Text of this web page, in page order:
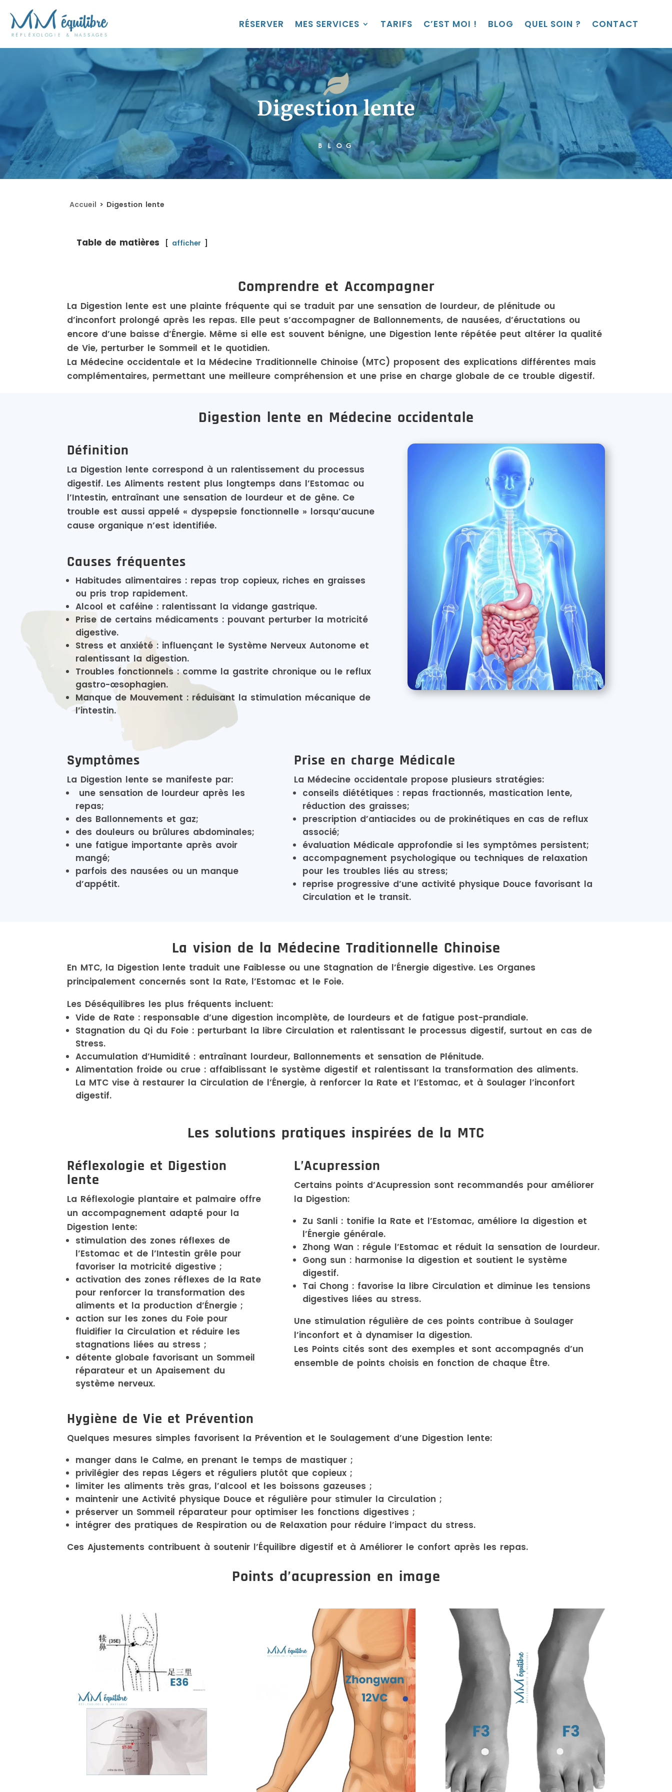
RÉSERVER MES SERVICES TARIFS C’EST MOI ! BLOG QUEL SOIN ? CONTACT

Digestion lente
BLOG
Accueil > Digestion lente
Table de matières afficher
Comprendre et Accompagner
La Digestion lente est une plainte fréquente qui se traduit par une sensation de lourdeur, de plénitude ou
d’inconfort prolongé après les repas. Elle peut s’accompagner de Ballonnements, de nausées, d’éructations ou
encore d’une baisse d’Énergie. Même si elle est souvent bénigne, une Digestion lente répétée peut altérer la qualité
de Vie, perturber le Sommeil et le quotidien.
La Médecine occidentale et la Médecine Traditionnelle Chinoise (MTC) proposent des explications différentes mais
complémentaires, permettant une meilleure compréhension et une prise en charge globale de ce trouble digestif.
Digestion lente en Médecine occidentale
Définition
La Digestion lente correspond à un ralentissement du processus
digestif. Les Aliments restent plus longtemps dans l’Estomac ou
l’Intestin, entraînant une sensation de lourdeur et de gêne. Ce
trouble est aussi appelé « dyspepsie fonctionnelle » lorsqu’aucune
cause organique n’est identifiée.
Causes fréquentes
Habitudes alimentaires : repas trop copieux, riches en graisses
ou pris trop rapidement.
Alcool et caféine : ralentissant la vidange gastrique.
Prise de certains médicaments : pouvant perturber la motricité
digestive.
Stress et anxiété : influençant le Système Nerveux Autonome et
ralentissant la digestion.
Troubles fonctionnels : comme la gastrite chronique ou le reflux
gastro-œsophagien.
Manque de Mouvement : réduisant la stimulation mécanique de
l’intestin.
Symptômes
La Digestion lente se manifeste par:
une sensation de lourdeur après les
repas;
des Ballonnements et gaz;
des douleurs ou brûlures abdominales;
une fatigue importante après avoir
mangé;
parfois des nausées ou un manque
d’appétit.
Prise en charge Médicale
La Médecine occidentale propose plusieurs stratégies:
conseils diététiques : repas fractionnés, mastication lente,
réduction des graisses;
prescription d’antiacides ou de prokinétiques en cas de reflux
associé;
évaluation Médicale approfondie si les symptômes persistent;
accompagnement psychologique ou techniques de relaxation
pour les troubles liés au stress;
reprise progressive d’une activité physique Douce favorisant la
Circulation et le transit.
La vision de la Médecine Traditionnelle Chinoise
En MTC, la Digestion lente traduit une Faiblesse ou une Stagnation de l’Énergie digestive. Les Organes
principalement concernés sont la Rate, l’Estomac et le Foie.
Les Déséquilibres les plus fréquents incluent:
Vide de Rate : responsable d’une digestion incomplète, de lourdeurs et de fatigue post-prandiale.
Stagnation du Qi du Foie : perturbant la libre Circulation et ralentissant le processus digestif, surtout en cas de
Stress.
Accumulation d’Humidité : entraînant lourdeur, Ballonnements et sensation de Plénitude.
Alimentation froide ou crue : affaiblissant le système digestif et ralentissant la transformation des aliments.
La MTC vise à restaurer la Circulation de l’Énergie, à renforcer la Rate et l’Estomac, et à Soulager l’inconfort
digestif.
Les solutions pratiques inspirées de la MTC
Réflexologie et Digestion
lente
La Réflexologie plantaire et palmaire offre
un accompagnement adapté pour la
Digestion lente:
stimulation des zones réflexes de
l’Estomac et de l’Intestin grêle pour
favoriser la motricité digestive ;
activation des zones réflexes de la Rate
pour renforcer la transformation des
aliments et la production d’Énergie ;
action sur les zones du Foie pour
fluidifier la Circulation et réduire les
stagnations liées au stress ;
détente globale favorisant un Sommeil
réparateur et un Apaisement du
système nerveux.
L’Acupression
Certains points d’Acupression sont recommandés pour améliorer
la Digestion:
Zu Sanli : tonifie la Rate et l’Estomac, améliore la digestion et
l’Énergie générale.
Zhong Wan : régule l’Estomac et réduit la sensation de lourdeur.
Gong sun : harmonise la digestion et soutient le système
digestif.
Tai Chong : favorise la libre Circulation et diminue les tensions
digestives liées au stress.
Une stimulation régulière de ces points contribue à Soulager
l’inconfort et à dynamiser la digestion.
Les Points cités sont des exemples et sont accompagnés d’un
ensemble de points choisis en fonction de chaque Être.
Hygiène de Vie et Prévention
Quelques mesures simples favorisent la Prévention et le Soulagement d’une Digestion lente:
manger dans le Calme, en prenant le temps de mastiquer ;
privilégier des repas Légers et réguliers plutôt que copieux ;
limiter les aliments très gras, l’alcool et les boissons gazeuses ;
maintenir une Activité physique Douce et régulière pour stimuler la Circulation ;
préserver un Sommeil réparateur pour optimiser les fonctions digestives ;
intégrer des pratiques de Respiration ou de Relaxation pour réduire l’impact du stress.
Ces Ajustements contribuent à soutenir l’Équilibre digestif et à Améliorer le confort après les repas.
Points d’acupression en image